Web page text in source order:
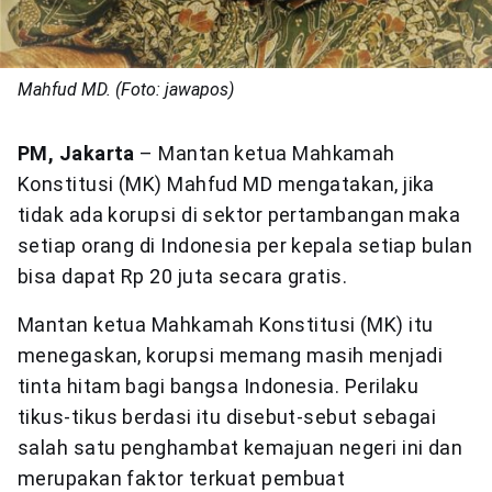
Mahfud MD. (Foto: jawapos)
PM, Jakarta – Mantan ketua Mahkamah
Konstitusi (MK) Mahfud MD mengatakan, jika
tidak ada korupsi di sektor pertambangan maka
setiap orang di Indonesia per kepala setiap bulan
bisa dapat Rp 20 juta secara gratis.
Mantan ketua Mahkamah Konstitusi (MK) itu
menegaskan, korupsi memang masih menjadi
tinta hitam bagi bangsa Indonesia. Perilaku
tikus-tikus berdasi itu disebut-sebut sebagai
salah satu penghambat kemajuan negeri ini dan
merupakan faktor terkuat pembuat